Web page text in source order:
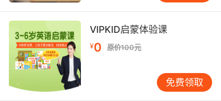
老师的教学质量在孩子的英语学习中起着非常重
要的作用，首先老师必须要具备专业的英语知识
技能，这样才能将系统的英语知识传授给孩子
们。并且在此大家要注意的是就算是外教也需要
有专业的知识素养，毕竟大家要知道的是不是会
说英语的就一定会教英语。再就是老师的英语教
学经验最好是丰富的，这样他们就可以根据孩子
的学习水平和特点制定不同的教学计划，在教学
VIPKID启蒙体验课
¥0 原价100元
免费领取